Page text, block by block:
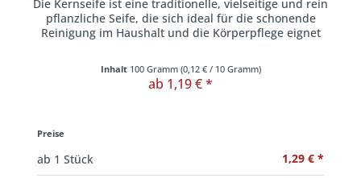
Die Kernseife ist eine traditionelle, vielseitige und rein
pflanzliche Seife, die sich ideal für die schonende
Reinigung im Haushalt und die Körperpflege eignet
Inhalt 100 Gramm (0,12 €/ 10 Gramm)
ab 1,19 € *
Preise
ab 1Stück 1,29 € *